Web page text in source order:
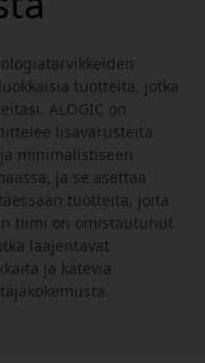
tuotteita, jotka
ALOGIC on
lisävarusteita
minimalistiseen
ja se asettaa
tuotteita, joita
tiimi on omistautunut
laajentavat
ja käteviä